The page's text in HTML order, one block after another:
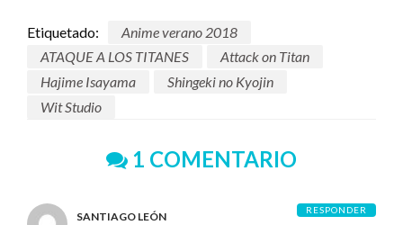
Etiquetado:
Anime verano 2018
ATAQUE A LOS TITANES
Attack on Titan
Hajime Isayama
Shingeki no Kyojin
Wit Studio
1 COMENTARIO
SANTIAGO LEÓN
RESPONDER